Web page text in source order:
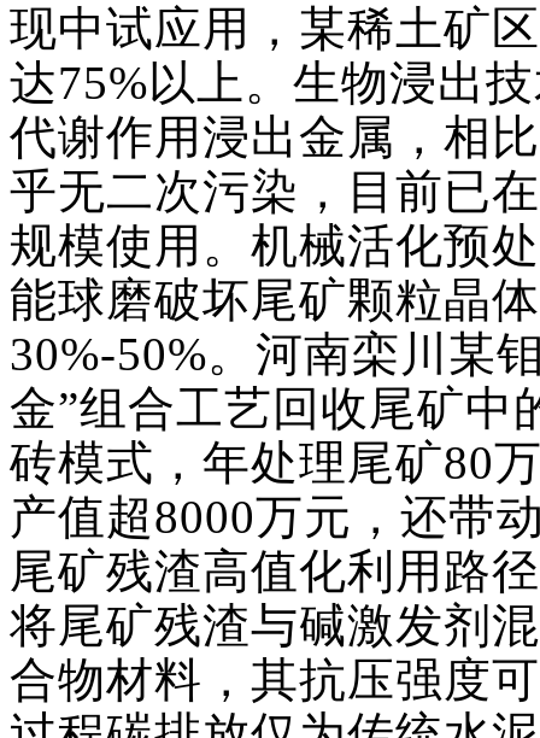
现中试应用，某稀土矿
达75%以上。生物浸出
代谢作用浸出金属，相
乎无二次污染，目前已
规模使用。机械活化预
能球磨破坏尾矿颗粒晶
30%-50%。河南栾川某
金”组合工艺回收尾矿中
砖模式，年处理尾矿80
产值超8000万元，还带
尾矿残渣高值化利用路
将尾矿残渣与碱激发剂
合物材料，其抗压强度